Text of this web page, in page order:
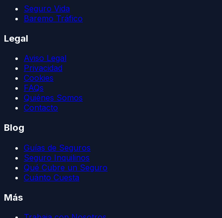
Seguro Vida
Baremo Tráfico
Legal
Aviso Legal
Privacidad
Cookies
FAQs
Quiénes Somos
Contacto
Blog
Guías de Seguros
Seguro Inquilinos
Qué Cubre un Seguro
Cuánto Cuesta
Más